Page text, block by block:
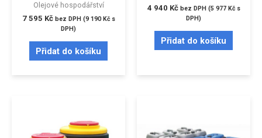
Olejové hospodářství
7 595 Kč bez DPH (9 190 Kčs
DPH)
Přidat do košíku
4 940 Kč bez DPH (5 977 Kčs
DPH)
Přidat do košíku